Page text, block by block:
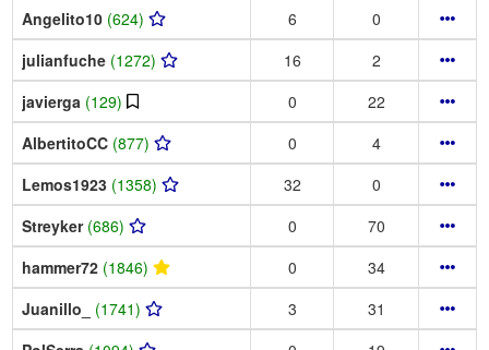
Angelito10 (624) 6
0
julianfuche (1272) 16
2
javierga (129) 0
22
AlbertitoCC (877) 0
4
Lemos1923 (1358) 32
0
Streyker (686) 0
70
hammer72 (1846) 0
34
Juanillo_ (1741) 3
31